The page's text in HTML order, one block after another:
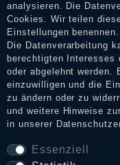
Impressum
AGB
analysieren. Die
Cookies. Wir teilen
Einstellungen benennen.
Die Datenverarbeitung
berechtigten
oder abgelehnt werden.
einzuwilligen und die
zu ändern oder zu
und weitere Hinweise
in unserer
Essenziell